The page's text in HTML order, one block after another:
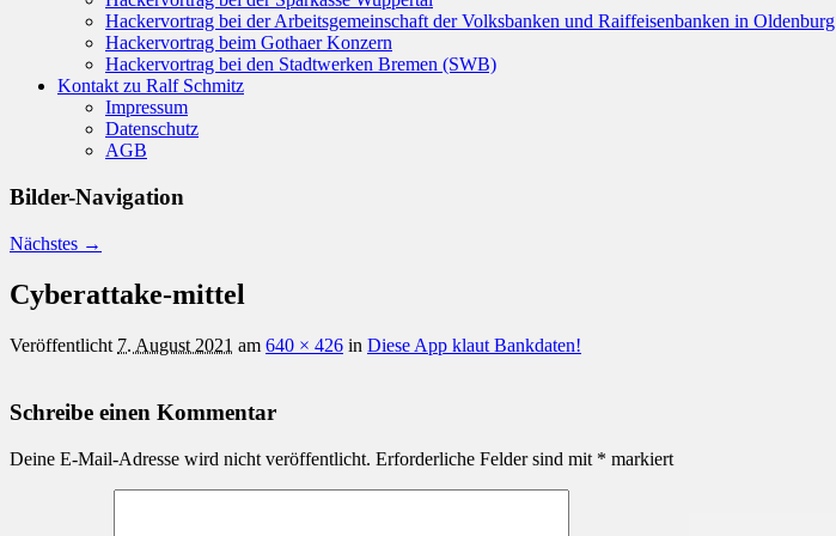
Hackervortrag bei der Arbeitsgemeinschaft der Volksbanken und Raiffeisenbanken in Oldenburg
Hackervortrag beim Gothaer Konzern
Hackervortrag bei den Stadtwerken Bremen (SWB)
Kontakt zu Ralf Schmitz
Impressum
Datenschutz
AGB
Bilder-Navigation
Nächstes →
Cyberattake-mittel
Veröffentlicht 7. August 2021 am 640 × 426 in Diese App klaut Bankdaten!
Schreibe einen Kommentar
Deine E-Mail-Adresse wird nicht veröffentlicht. Erforderliche Felder sind mit * markiert